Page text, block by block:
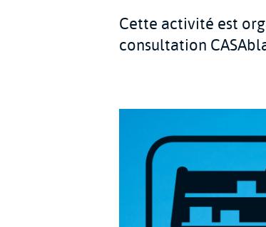
Cette activité est
consultation